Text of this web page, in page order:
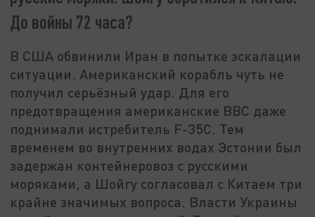
До войны 72 часа?
В США обвинили Иран в попытке эскалации
ситуации. Американский корабль чуть не
получил серьёзный удар. Для его
предотвращения американские ВВС даже
поднимали истребитель F-35C. Тем
временем во внутренних водах Эстонии был
задержан контейнеровоз с русскими
моряками, а Шойгу согласовал с Китаем три
крайне значимых вопроса. Власти Украины